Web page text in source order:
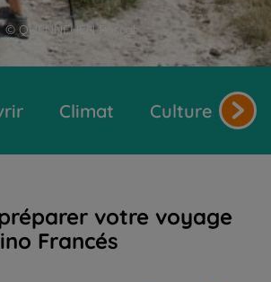
© QUENNEHEN Pascal
Climat Cultures et
votre voyage
Francés